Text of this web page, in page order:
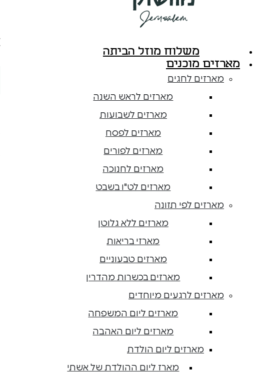
משלוח מוזל הביתה
מארזים מוכנים
מארזים לחגים
מארזים לראש השנה
מארזים לשבועות
מארזים לפסח
מארזים לפורים
מארזים לחנוכה
מארזים לט"ו בשבט
מארזים לפי תזונה
מארזים ללא גלוטן
מארזי בריאות
מארזים טבעוניים
מארזים בכשרות מהדרין
מארזים לרגעים מיוחדים
מארזים ליום המשפחה
מארזים ליום האהבה
מארזים ליום הולדת
מארז ליום ההולדת של אשתי